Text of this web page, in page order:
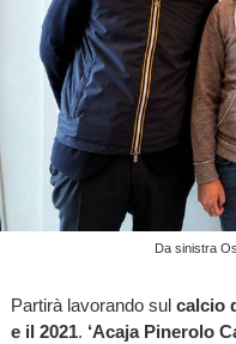
Da sinistra
Partirà lavorando sul calcio
e il 2021. ‘Acaja Pinerolo